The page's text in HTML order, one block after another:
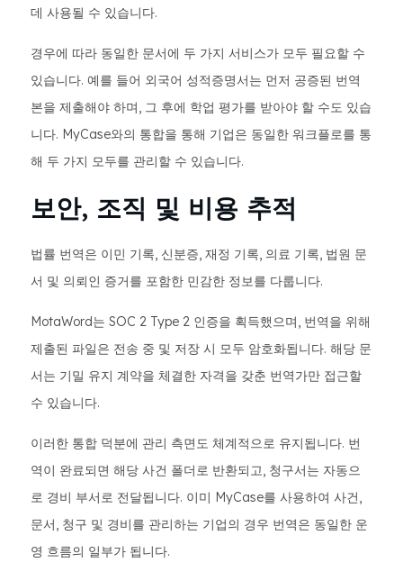
데 사용될 수 있습니다.
경우에 따라 동일한 문서에 두 가지 서비스가 모두 필요할 수
있습니다. 예를 들어 외국어 성적증명서는 먼저 공증된 번역
본을 제출해야 하며, 그 후에 학업 평가를 받아야 할 수도 있습
니다. MyCase와의 통합을 통해 기업은 동일한 워크플로를 통
해 두 가지 모두를 관리할 수 있습니다.
보안, 조직 및 비용 추적
법률 번역은 이민 기록, 신분증, 재정 기록, 의료 기록, 법원 문
서 및 의뢰인 증거를 포함한 민감한 정보를 다룹니다.
MotaWord는 SOC 2 Type 2 인증을 획득했으며, 번역을 위해
제출된 파일은 전송 중 및 저장 시 모두 암호화됩니다. 해당 문
서는 기밀 유지 계약을 체결한 자격을 갖춘 번역가만 접근할
수 있습니다.
이러한 통합 덕분에 관리 측면도 체계적으로 유지됩니다. 번
역이 완료되면 해당 사건 폴더로 반환되고, 청구서는 자동으
로 경비 부서로 전달됩니다. 이미 MyCase를 사용하여 사건,
문서, 청구 및 경비를 관리하는 기업의 경우 번역은 동일한 운
영 흐름의 일부가 됩니다.